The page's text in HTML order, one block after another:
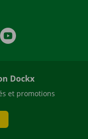
Dockx
et promotions